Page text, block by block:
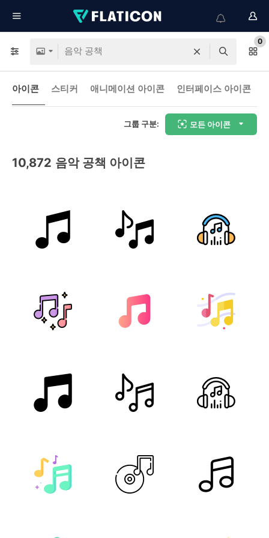
0
아이콘 스티커 애니메이션 아이콘 인터페이스 아이콘
그룹 구분: 모든 아이콘
10,872 음악 공책 아이콘